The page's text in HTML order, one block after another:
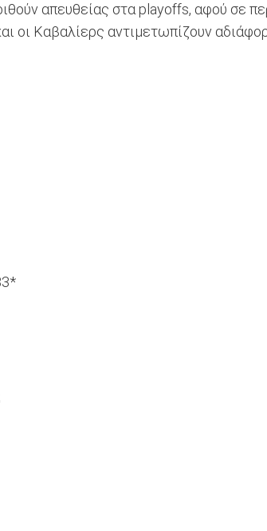
απευθείας στα playoffs, αφού σε
οι Καβαλίερς αντιμετωπίζουν